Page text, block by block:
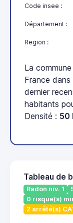
Code insee :
Département :
Region :
La
France
dernier
habitants
Densité : 50
Tableau de
Radon niv. 1
0 risque(s)
2 arrêté(s)